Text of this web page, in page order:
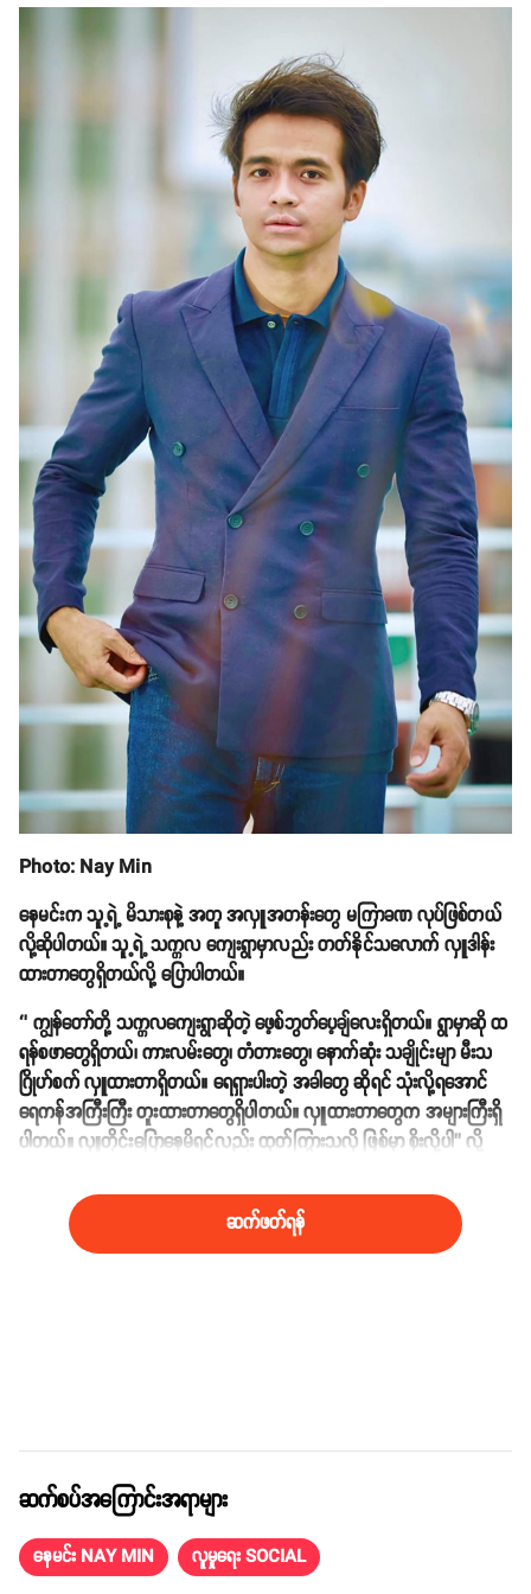
Photo: Nay Min
နေမင်းက သူ့ရဲ့ မိသားစုနဲ့ အတူ အလှူအတန်းတွေ မကြာခဏ လုပ်ဖြစ်တယ်
လို့ဆိုပါတယ်။ သူ့ရဲ့ သက္ကလ ကျေးရွာမှာလည်း တတ်နိုင်သလောက် လှူဒါန်း
ထားတာတွေရှိတယ်လို့ ပြောပါတယ်။
‘’ ကျွန်တော်တို့ သက္ကလကျေးရွာဆိုတဲ့ ဖေ့စ်ဘွတ်ပေ့ချ်လေးရှိတယ်။ ရွာမှာဆို ထ
ရန်စဖာတွေရှိတယ်၊ ကားလမ်းတွေ၊ တံတားတွေ၊ နောက်ဆုံး သချိုင်းမျာ မီးသ
ဂြိုဟ်စက် လှူထားတာရှိတယ်။ ရေရှားပါးတဲ့ အခါတွေ ဆိုရင် သုံးလို့ရအောင်
ရေကန်အကြီးကြီး တူးထားတာတွေရှိပါတယ်။ လှူထားတာတွေက အများကြီးရှိ
ပါတယ်။ လှူတိုင်းပြောနေမိရင်လည်း ထုတ်ကြွားသလို ဖြစ်မှာ စိုးလို့ပါ’’ လို့
ဆက်ဖတ်ရန်
ဆက်စပ်အကြောင်းအရာများ
နေမင်း NAY MIN လူမှုရေး SOCIAL